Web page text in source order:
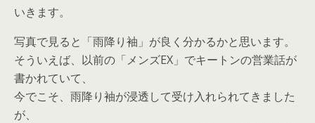
いきます。
写真で見ると「雨降り袖」が良く分かるかと思います。
そういえば、以前の「メンズEX」でキートンの営業話が
書かれていて、
今でこそ、雨降り袖が浸透して受け入れられてきました
が、